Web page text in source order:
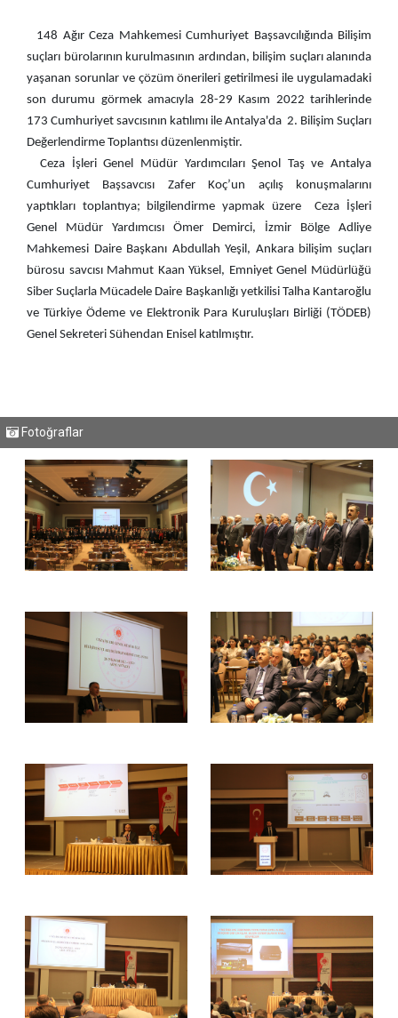
148 Ağır Ceza Mahkemesi Cumhuriyet Başsavcılığında Bilişim
suçları bürolarının kurulmasının ardından, bilişim suçları alanında
yaşanan sorunlar ve çözüm önerileri getirilmesi ile uygulamadaki
son durumu görmek amacıyla 28-29 Kasım 2022 tarihlerinde
173 Cumhuriyet savcısının katılımı ile Antalya'da 2. Bilişim Suçları
Değerlendirme Toplantısı düzenlenmiştir.
Ceza İşleri Genel Müdür Yardımcıları Şenol Taş ve Antalya
Cumhuriyet Başsavcısı Zafer Koç’un açılış konuşmalarını
yaptıkları toplantıya; bilgilendirme yapmak üzere Ceza İşleri
Genel Müdür Yardımcısı Ömer Demirci, İzmir Bölge Adliye
Mahkemesi Daire Başkanı Abdullah Yeşil, Ankara bilişim suçları
bürosu savcısı Mahmut Kaan Yüksel, Emniyet Genel Müdürlüğü
Siber Suçlarla Mücadele Daire Başkanlığı yetkilisi Talha Kantaroğlu
ve Türkiye Ödeme ve Elektronik Para Kuruluşları Birliği (TÖDEB)
Genel Sekreteri Sühendan Enisel katılmıştır.
Fotoğraflar